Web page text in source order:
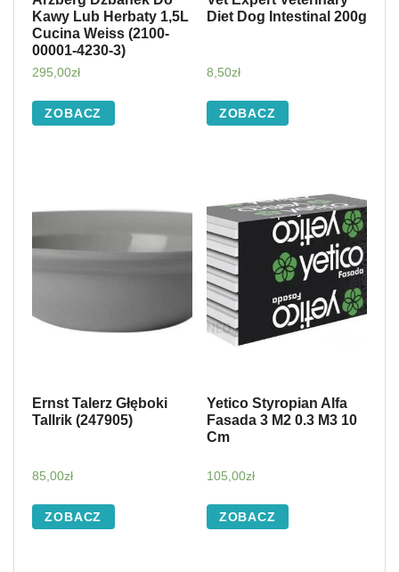
Kawy Lub Herbaty 1,5L
Cucina Weiss (2100-
00001-4230-3)
295,00zł
ZOBACZ
Diet Dog Intestinal 200g
8,50zł
ZOBACZ
Ernst Talerz Głęboki
Tallrik (247905)
85,00zł
ZOBACZ
Yetico Styropian Alfa
Fasada 3 M2 0.3 M3 10
Cm
105,00zł
ZOBACZ